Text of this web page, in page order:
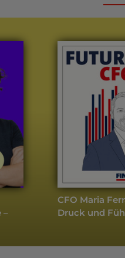
–
CFO Maria
Druck und